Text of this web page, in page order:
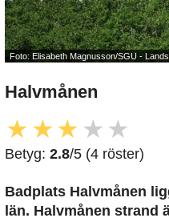
Foto: Elisabeth Magnusson/SGU -
Halvmånen
★ ★★ ★ ★
Betyg: 2.8/5 (4 röster)
Badplats Halvmånen
län. Halvmånen strand